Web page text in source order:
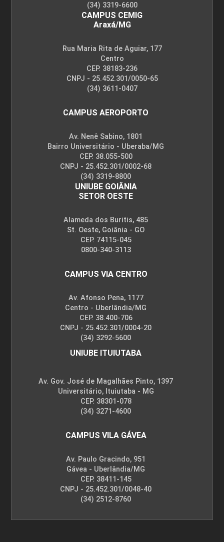
(34) 3319-6600
CAMPUS CEMIG
Araxá/MG
Rua Maria Rita de Aguiar, 177
Centro
CEP. 38183-236
CNPJ - 25.452.301/0050-65
(34) 3611-0407
CAMPUS AEROPORTO
Av. Nenê Sabino, 1801
Bairro Universitário - Uberaba/MG
CEP. 38.055-500
CNPJ - 25.452.301/0002-68
(34) 3319-8800
UNIUBE GOIÂNIA
SETOR OESTE
Alameda dos Buritis, 485
St. Oeste, Goiânia - GO
CEP. 74115-045
0800-340-3113
CAMPUS VIA CENTRO
Av. Afonso Pena, 1177
Centro - Uberlândia/MG
CEP. 38.400-706
CNPJ - 25.452.301/0004-20
(34) 3292-5600
UNIUBE ITUIUTABA
Av. Gov. José de Magalhães Pinto, 1397
Universitário, Ituiutaba - MG
CEP. 38301-078
(34) 3271-4600
CAMPUS VILA GÁVEA
Av. Paulo Gracindo, 951
Gávea - Uberlândia/MG
CEP. 38411-145
CNPJ - 25.452.301/0048-40
(34) 2512-8760